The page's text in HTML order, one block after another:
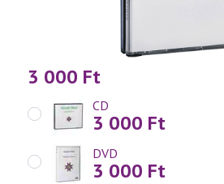
3 000 Ft
CD
3 000 Ft
DVD
3 000 Ft